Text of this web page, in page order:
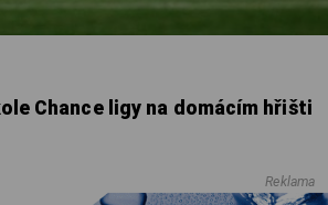
Chance ligy na domácím hřišti
Reklama